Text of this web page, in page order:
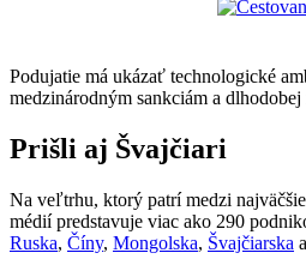
Podujatie má ukázať technologické
medzinárodným sankciám a
Prišli aj Švajčiari
Na veľtrhu, ktorý patrí medzi
médií predstavuje viac ako 290
Ruska, Číny, Mongolska, Švajčiarska a